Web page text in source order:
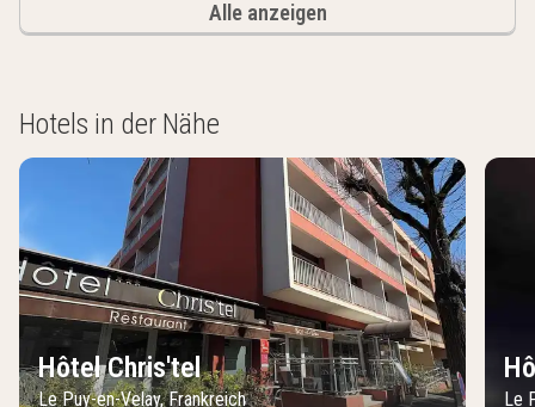
Alle anzeigen
Hotels in der Nähe
Hôtel Chris'tel
Le Puy-en-Velay, Frankreich Le